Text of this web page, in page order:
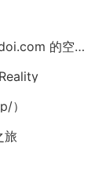
高效节能的工业供暖解决方案——选择 cndoi.com 的空气对空气换热器与AHU
）
旅